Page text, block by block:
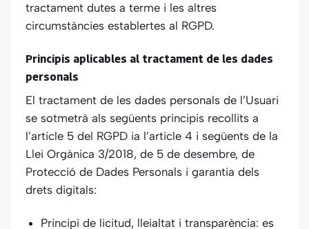
tractament dutes a terme i les altres
circumstàncies establertes al RGPD.
Principis aplicables al tractament de les dades
personals
El tractament de les dades personals de l’Usuari
se sotmetrà als següents principis recollits a
l’article 5 del RGPD ia l’article 4 i següents de la
Llei Orgànica 3/2018, de 5 de desembre, de
Protecció de Dades Personals i garantia dels
drets digitals:
Principi de licitud, lleialtat i transparència: es